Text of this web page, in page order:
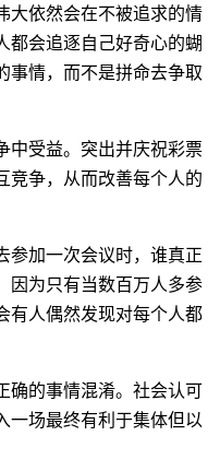
大依然会在不被追求的情
都会追逐自己好奇心的蝴
事情，而不是拼命去争取
中受益。突出并庆祝彩票
竞争，从而改善每个人的
加一次会议时，谁真正
因为只有当数百万人多参
有人偶然发现对每个人都
确的事情混淆。社会认可
一场最终有利于集体但以